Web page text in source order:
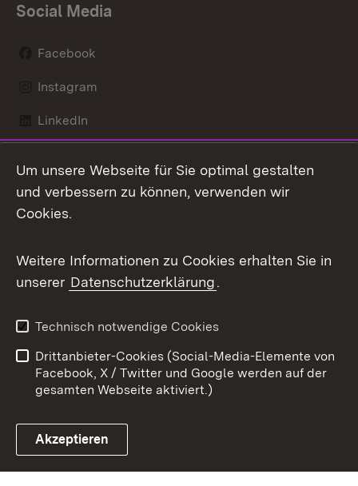
Social Media
Facebook
Instagram
LinkedIn
X / Twitter
Youtube
Link zum Landesportal
Kontakt
Datenschutz
Barrierefreiheit
Impressum
Cookies
Um unsere Webseite für Sie optimal gestalten
und verbessern zu können, verwenden wir
Cookies.
Weitere Informationen zu Cookies erhalten Sie in
unserer Datenschutzerklärung.
Technisch notwendige Cookies
Drittanbieter-Cookies (Social-Media-Elemente von
Facebook, X / Twitter und Google werden auf der
gesamten Webseite aktiviert.)
Akzeptieren